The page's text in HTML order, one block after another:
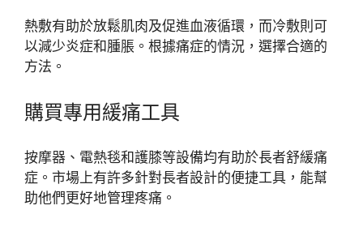
熱敷有助於放鬆肌肉及促進血液循環，而冷敷則可
以減少炎症和腫脹。根據痛症的情況，選擇合適的
方法。
購買專用緩痛工具
按摩器、電熱毯和護膝等設備均有助於長者舒緩痛
症。市場上有許多針對長者設計的便捷工具，能幫
助他們更好地管理疼痛。